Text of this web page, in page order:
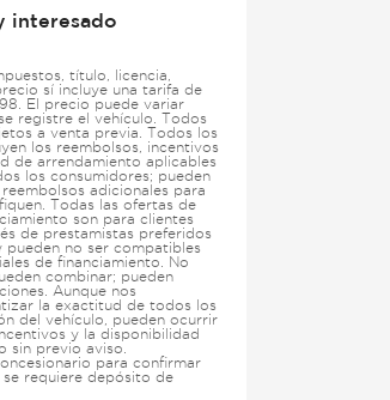
interesado
título, licencia,
sí incluye una tarifa de
El precio puede variar
registre el vehículo. Todos
a venta previa. Todos los
los reembolsos, incentivos
de arrendamiento aplicables
los consumidores; pueden
adicionales para
Todas las ofertas de
son para clientes
de prestamistas preferidos
pueden no ser compatibles
de financiamiento. No
combinar; pueden
Aunque nos
la exactitud de todos los
del vehículo, pueden ocurrir
y la disponibilidad
sin previo aviso.
para confirmar
requiere depósito de